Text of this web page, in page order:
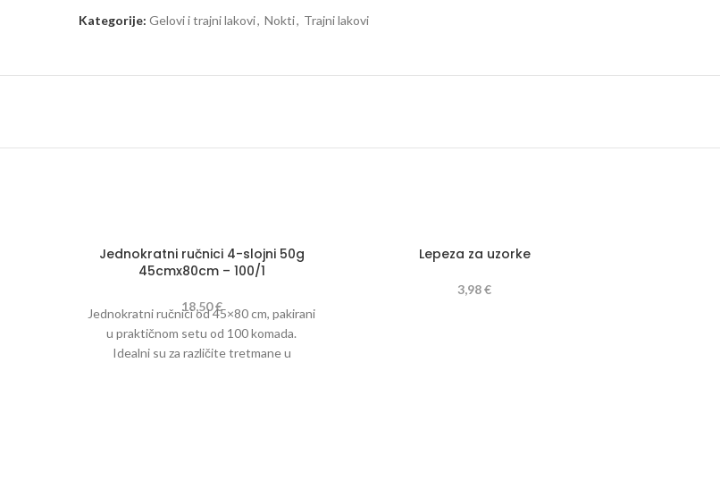
Kategorije: Gelovi i trajni lakovi, Nokti, Trajni lakovi
Jednokratni ručnici 4-slojni 50g
45cmx80cm – 100/1
18,50€
Jednokratni ručnici od 45×80 cm, pakirani
u praktičnom setu od 100 komada.
Idealni su za različite tretmane u
Lepeza za uzorke
3,98€